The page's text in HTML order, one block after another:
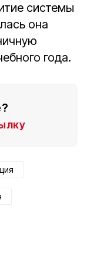
системы
она
года.